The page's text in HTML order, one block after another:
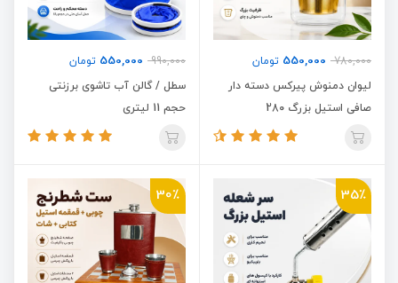
780,000
550,000 تومان
لیوان دمنوش پیرکس دسته دار
صافی استیل بزرگ 280
990,000
550,000 تومان
سطل / گالن آب تاشوی برزنتی
حجم 11 لیتری
35٪ 30٪